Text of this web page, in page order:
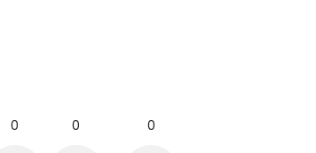
0 0 0